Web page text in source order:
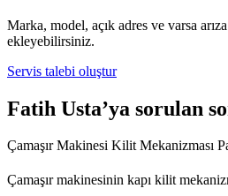
Marka, model, açık adres ve varsa
ekleyebilirsiniz.
Servis talebi oluştur
Fatih Usta’ya sorulan
Çamaşır Makinesi Kilit Mekanizması
Çamaşır makinesinin kapı kilit